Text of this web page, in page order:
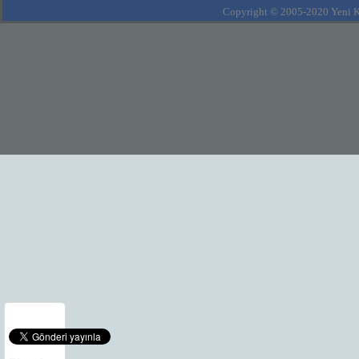
Copyright © 2005-2020 Yeni